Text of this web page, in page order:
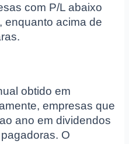
com P/L abaixo
enquanto acima de
obtido em
empresas que
ano em dividendos
O